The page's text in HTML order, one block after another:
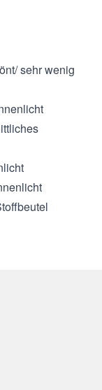
sehr wenig